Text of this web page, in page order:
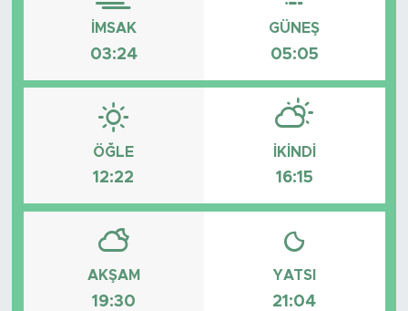
İMSAK
03:24
GÜNEŞ
05:05
ÖĞLE
12:22
İKINDI
16:15
AKŞAM
19:30
YATSI
21:04